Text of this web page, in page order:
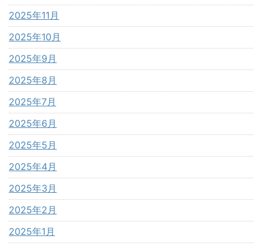
2025年11月
2025年10月
2025年9月
2025年8月
2025年7月
2025年6月
2025年5月
2025年4月
2025年3月
2025年2月
2025年1月